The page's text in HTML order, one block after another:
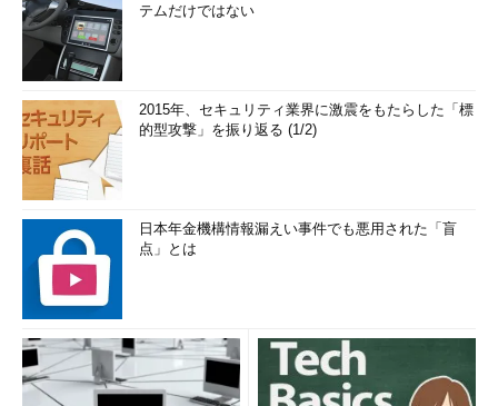
テムだけではない
2015年、セキュリティ業界に激震をもたらした「標
的型攻撃」を振り返る (1/2)
日本年金機構情報漏えい事件でも悪用された「盲
点」とは